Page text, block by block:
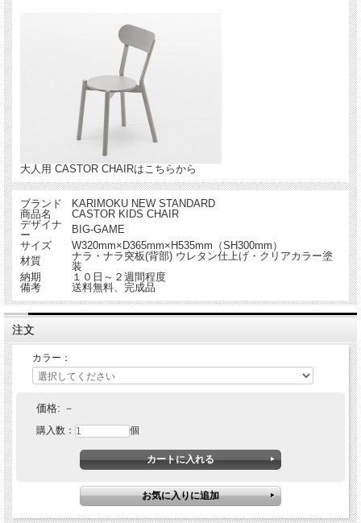
大人用 CASTOR CHAIRはこちらから
ブランド
KARIMOKU NEW STANDARD
商品名
CASTOR KIDS CHAIR
デザイナ
ー
BIG-GAME
サイズ
W320mm×D365mm×H535mm（SH300mm）
材質
ナラ・ナラ突板(背部) ウレタン仕上げ・クリアカラー塗
装
納期
１０日～２週間程度
備考
送料無料、完成品
注文
カラー：
価格: －
購入数： 個